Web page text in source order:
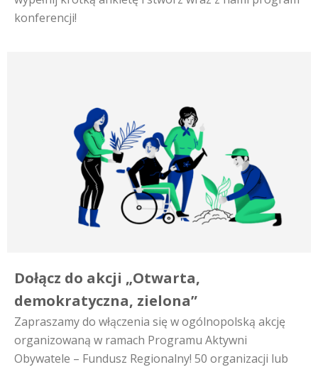
konferencji!
Dołącz do akcji „Otwarta,
demokratyczna, zielona”
Zapraszamy do włączenia się w ogólnopolską akcję
organizowaną w ramach Programu Aktywni
Obywatele – Fundusz Regionalny! 50 organizacji lub